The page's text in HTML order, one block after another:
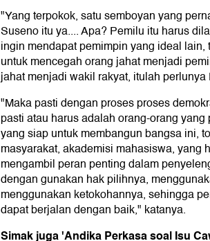
"Yang terpokok, satu semboyan yang
Suseno itu ya.... Apa? Pemilu itu harus
ingin mendapat pemimpin yang ideal
untuk mencegah orang jahat menjadi
jahat menjadi wakil rakyat, itulah
"Maka pasti dengan proses proses
pasti atau harus adalah orang-orang
yang siap untuk membangun bangsa ini,
masyarakat, akademisi mahasiswa, yang
mengambil peran penting dalam
dengan gunakan hak pilihnya,
menggunakan ketokohannya, sehingga
dapat berjalan dengan baik," katanya.
Simak juga 'Andika Perkasa soal Isu